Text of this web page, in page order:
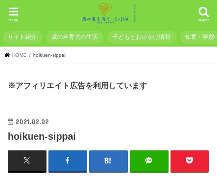
search
menu
サイト紹介 歳の差育児の生活 子どもとお出かけ情報 知育・学習
HOME hoikuen-sippai
※アフィリエイト広告を利用しています
2021.02.02
hoikuen-sippai